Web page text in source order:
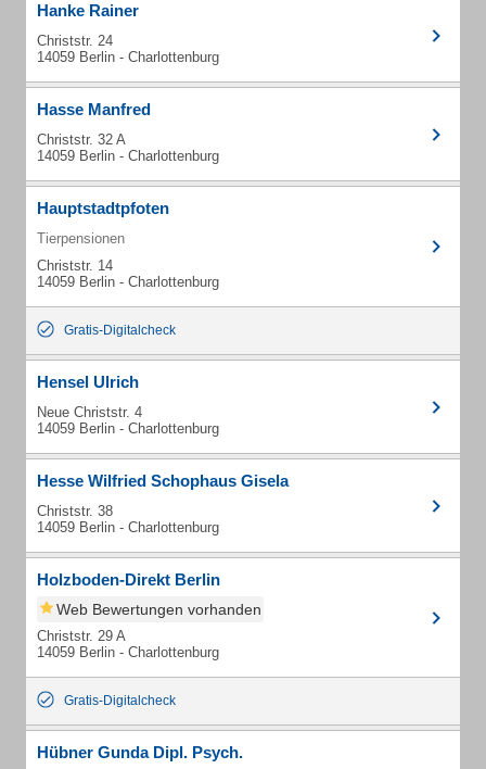
Hanke Rainer
Christstr. 24
14059 Berlin - Charlottenburg
Hasse Manfred
Christstr. 32 A
14059 Berlin - Charlottenburg
Hauptstadtpfoten
Tierpensionen
Christstr. 14
14059 Berlin - Charlottenburg
Gratis-Digitalcheck
Hensel Ulrich
Neue Christstr. 4
14059 Berlin - Charlottenburg
Hesse Wilfried Schophaus Gisela
Christstr. 38
14059 Berlin - Charlottenburg
Holzboden-Direkt Berlin
Web Bewertungen vorhanden
Christstr. 29 A
14059 Berlin - Charlottenburg
Gratis-Digitalcheck
Hübner Gunda Dipl. Psych.